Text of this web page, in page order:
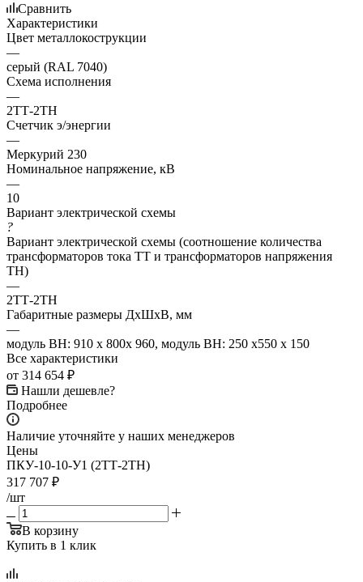
Сравнить
Характеристики
Цвет металлокострукции
—
серый (RAL 7040)
Схема исполнения
—
2ТТ-2ТН
Счетчик э/энергии
—
Меркурий 230
Номинальное напряжение, кВ
—
10
Вариант электрической схемы
?
Вариант электрической схемы (соотношение количества
трансформаторов тока ТТ и трансформаторов напряжения
ТН)
—
2ТТ-2ТН
Габаритные размеры ДхШхВ, мм
—
модуль ВН: 910 х 800х 960, модуль ВН: 250 х550 х 150
Все характеристики
от 314 654 ₽
Нашли дешевле?
Подробнее
Наличие уточняйте у наших менеджеров
Цены
ПКУ-10-10-У1 (2ТТ-2ТН)
317 707 ₽
/шт
В корзину
Купить в 1 клик